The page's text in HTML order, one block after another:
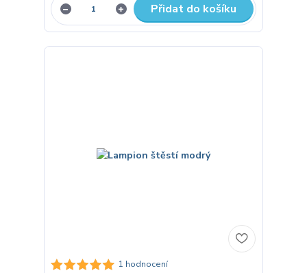
Přidat do košíku
1 hodnocení